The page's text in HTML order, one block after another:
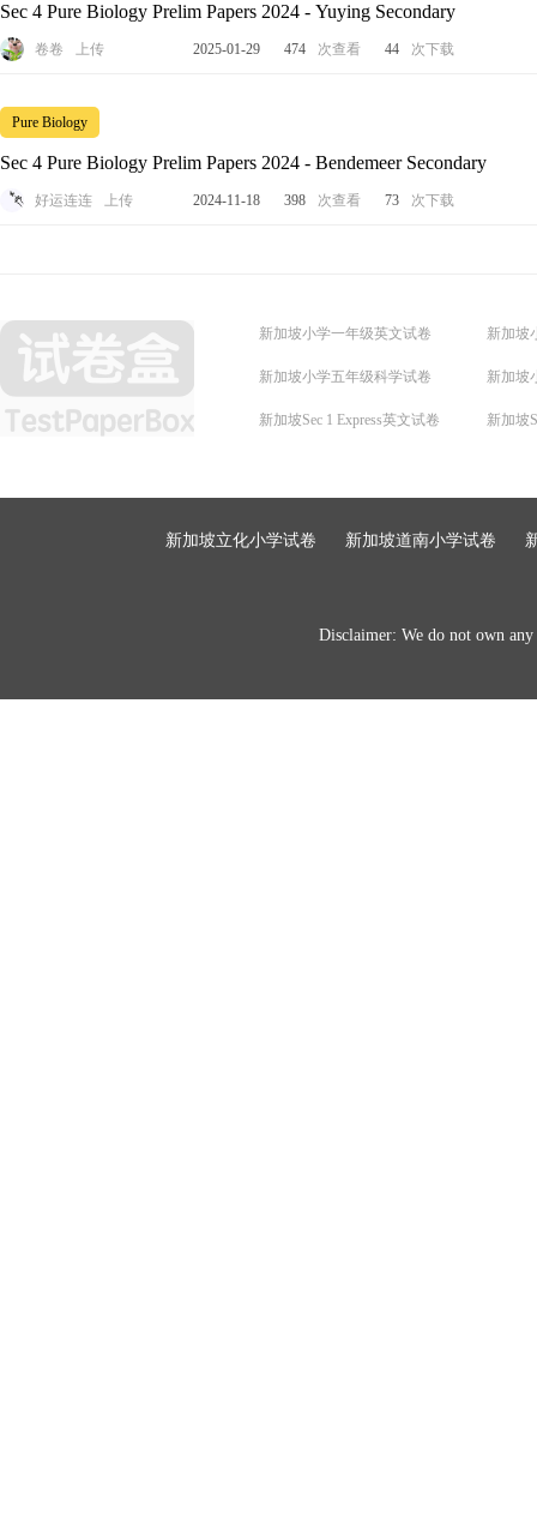
Sec 4 Pure Biology Prelim Papers 2024 - Yuying Secondary
卷卷 上传 2025-01-29 474 次查看 44 次下载
Pure Biology
Sec 4 Pure Biology Prelim Papers 2024 - Bendemeer Secondary
好运连连 上传 2024-11-18 398 次查看 73 次下载
新加坡小学一年级英文试卷 新加坡
新加坡小学五年级科学试卷 新加坡
新加坡Sec 1 Express英文试卷 新加坡
新加坡立化小学试卷 新加坡道南小学试卷
Disclaimer: We do not own